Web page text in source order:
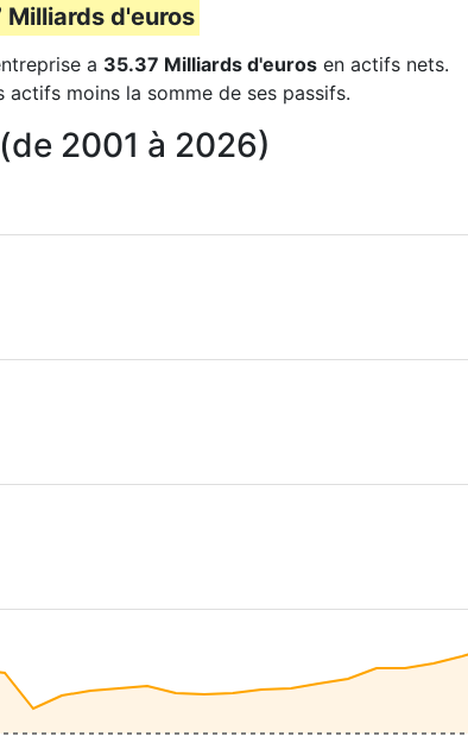
Milliards d'euros
a 35.37 Milliards d'euros en actifs nets.
moins la somme de ses passifs.
2001 à 2026)